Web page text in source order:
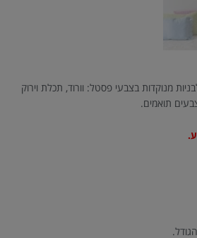
מנוקדות בצבעי פסטל: וורוד, תכלת וירוק
תואמים.